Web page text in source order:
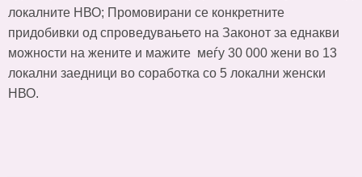
локалните НВО; Промовирани се конкретните
придобивки од спроведувањето на Законот за еднакви
можности на жените и мажите меѓу 30 000 жени во 13
локални заедници во соработка со 5 локални женски
НВО.